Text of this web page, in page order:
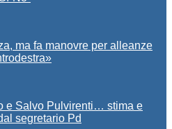
ma fa manovre per alleanze
e Salvo Pulvirenti… stima e
segretario Pd